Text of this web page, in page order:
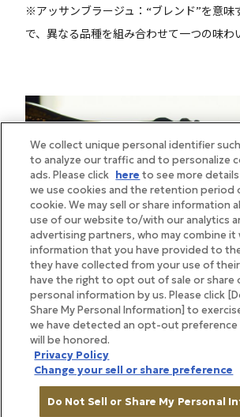
※アッサンブラージュ：“ブレンド”を意味
で、異なる品種を組み合わせて一つの味わ
重量感のあるしっとりとした泡が魅
し、瓶内熟成を24か月ほどかけた安
We collect unique personal identifier
to analyze our traffic and to personalize
ads. Please click here to see more
we use cookies and the retention period
cookie. We may sell or share information
use of our website to/with our analytics
advertising partners, who may combine
information that you have provided to
they have collected from your use of their
have the right to opt out of sale or share
personal information by us. Please click
Share My Personal Information] to
we have detected an opt-out preference
will be honored.
Privacy Policy
Change your sell or share preference
Do Not Sell or Share My Personal